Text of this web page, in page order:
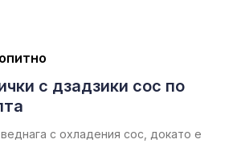
с дзадзики сос по
с охладения сос, докато е